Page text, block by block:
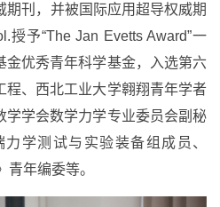
期刊，并被国际应用超导权威期
授予“The Jan Evetts Award”一
金优秀青年科学基金，入选第六
程、西北工业大学翱翔青年学者
学学会数学力学专业委员会副秘
学测试与实验装备组成员、
青年编委等。